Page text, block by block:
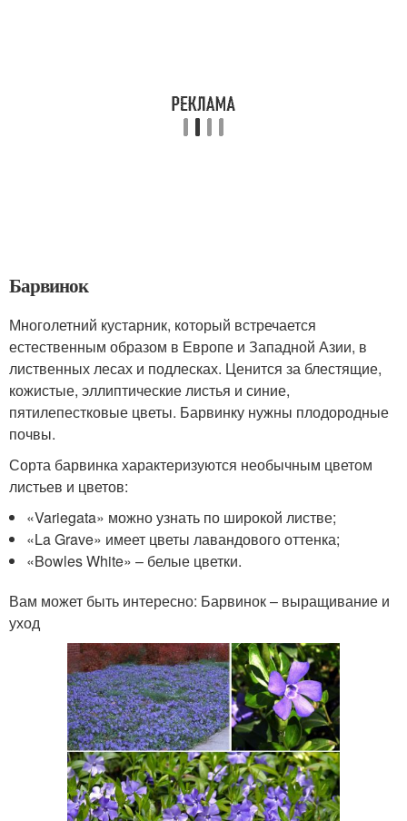
Барвинок
Многолетний кустарник, который встречается
естественным образом в Европе и Западной Азии, в
лиственных лесах и подлесках. Ценится за блестящие,
кожистые, эллиптические листья и синие,
пятилепестковые цветы. Барвинку нужны плодородные
почвы.
Сорта барвинка характеризуются необычным цветом
листьев и цветов:
«Variegata» можно узнать по широкой листве;
«La Grave» имеет цветы лавандового оттенка;
«Bowles White» – белые цветки.
Вам может быть интересно: Барвинок – выращивание и
уход